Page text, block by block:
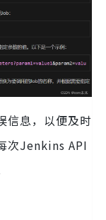
信息，以便及时
次Jenkins API